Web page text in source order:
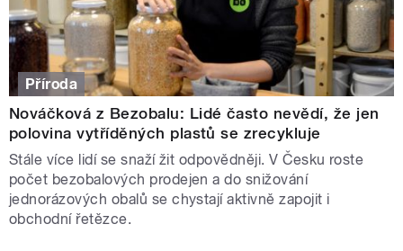
Příroda
Nováčková z Bezobalu: Lidé často nevědí, že jen
polovina vytříděných plastů se zrecykluje
Stále více lidí se snaží žit odpovědněji. V Česku roste
počet bezobalových prodejen a do snižování
jednorázových obalů se chystají aktivně zapojit i
obchodní řetězce.